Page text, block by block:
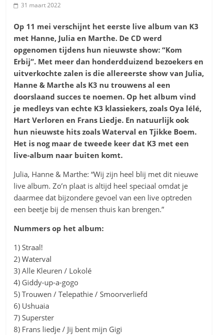
31 maart 2022
Op 11 mei verschijnt het eerste live album van K3
met Hanne, Julia en Marthe. De CD werd
opgenomen tijdens hun nieuwste show: “Kom
Erbij”. Met meer dan honderdduizend bezoekers en
uitverkochte zalen is die allereerste show van Julia,
Hanne & Marthe als K3 nu trouwens al een
doorslaand succes te noemen. Op het album vind
je medleys van echte K3 klassiekers, zoals Oya lélé,
Hart Verloren en Frans Liedje. En natuurlijk ook
hun nieuwste hits zoals Waterval en Tjikke Boem.
Het is nog maar de tweede keer dat K3 met een
live-album naar buiten komt.
Julia, Hanne & Marthe: “Wij zijn heel blij met dit nieuwe
live album. Zo’n plaat is altijd heel speciaal omdat je
daarmee dat bijzondere gevoel van een live optreden
een beetje bij de mensen thuis kan brengen.”
Nummers op het album:
1) Straal!
2) Waterval
3) Alle Kleuren / Lokolé
4) Giddy-up-a-gogo
5) Trouwen / Telepathie / Smoorverliefd
6) Ushuaia
7) Superster
8) Frans liedje / Jij bent mijn Gigi